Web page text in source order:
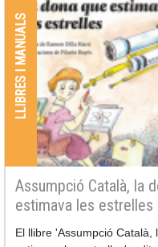
LLIBRES I MANUALS
Assumpció Català, la
estimava les estrelles
El llibre 'Assumpció Català,